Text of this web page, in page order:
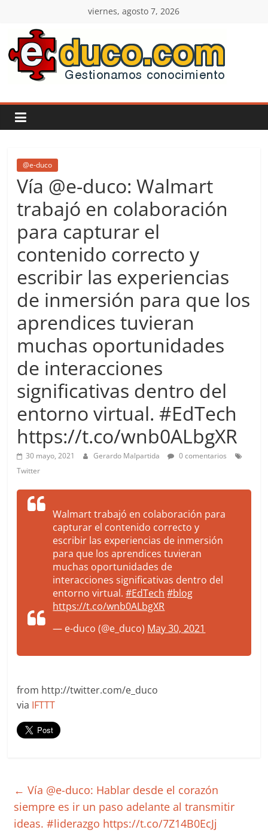
contenido
viernes, agosto 7, 2026
E-
duco:
Gestión
del
Conocimiento
Learn
more.
Do
more.
more.
@e-duco
Vía @e-duco: Walmart
trabajó en colaboración
para capturar el
contenido correcto y
escribir las experiencias
de inmersión para que los
aprendices tuvieran
muchas oportunidades
de interacciones
significativas dentro del
entorno virtual. #EdTech
https://t.co/wnb0ALbgXR
30 mayo, 2021 Gerardo Malpartida
0 comentarios
Twitter
Walmart trabajó en colaboración para
capturar el contenido correcto y
escribir las experiencias de inmersión
para que los aprendices tuvieran
muchas oportunidades de
interacciones significativas dentro del
entorno virtual.#EdTech #blog
https://t.co/wnb0ALbgXR
— e-duco (@e_duco) May 30, 2021
from http://twitter.com/e_duco
via IFTTT
← Vía @e-duco: Hablar desde el corazón
siempre es ir un paso adelante al transmitir
ideas. #liderazgo https://t.co/7Z14B0EcJj